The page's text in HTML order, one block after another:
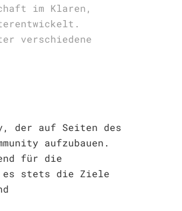
im Klaren,
verschiedene
der auf Seiten des
aufzubauen.
für die
es stets die Ziele